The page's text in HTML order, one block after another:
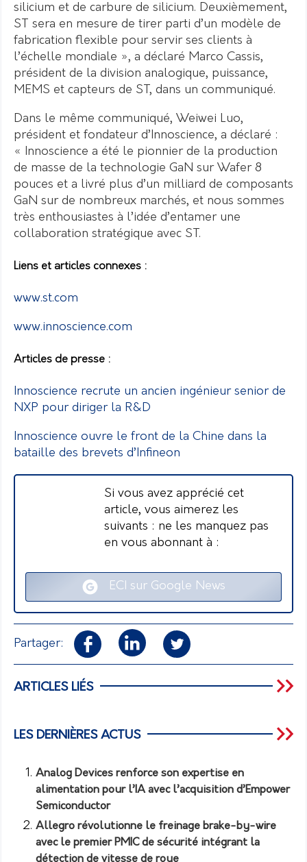
silicium et de carbure de silicium. Deuxièmement,
ST sera en mesure de tirer parti d’un modèle de
fabrication flexible pour servir ses clients à
l’échelle mondiale », a déclaré Marco Cassis,
président de la division analogique, puissance,
MEMS et capteurs de ST, dans un communiqué.
Dans le même communiqué, Weiwei Luo,
président et fondateur d’Innoscience, a déclaré :
« Innoscience a été le pionnier de la production
de masse de la technologie GaN sur Wafer 8
pouces et a livré plus d’un milliard de composants
GaN sur de nombreux marchés, et nous sommes
très enthousiastes à l’idée d’entamer une
collaboration stratégique avec ST.
Liens et articles connexes :
www.st.com
www.innoscience.com
Articles de presse :
Innoscience recrute un ancien ingénieur senior de
NXP pour diriger la R&D
Innoscience ouvre le front de la Chine dans la
bataille des brevets d’Infineon
Si vous avez apprécié cet
article, vous aimerez les
suivants : ne les manquez pas
en vous abonnant à :
ECI sur Google News
Partager:
ARTICLES LIÉS
LES DERNIÈRES ACTUS
Analog Devices renforce son expertise en
alimentation pour l’IA avec l’acquisition d’Empower
Semiconductor
Allegro révolutionne le freinage brake-by-wire
avec le premier PMIC de sécurité intégrant la
détection de vitesse de roue